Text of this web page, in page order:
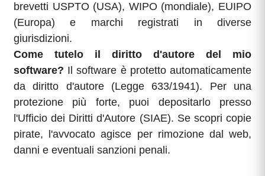
brevetti USPTO (USA), WIPO (mondiale), EUIPO
(Europa) e marchi registrati in diverse
giurisdizioni.
Come tutelo il diritto d'autore del mio
software? Il software è protetto automaticamente
da diritto d'autore (Legge 633/1941). Per una
protezione più forte, puoi depositarlo presso
l'Ufficio dei Diritti d'Autore (SIAE). Se scopri copie
pirate, l'avvocato agisce per rimozione dal web,
danni e eventuali sanzioni penali.